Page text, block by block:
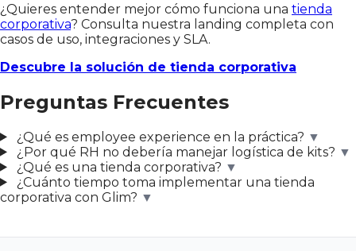
¿Quieres entender mejor cómo funciona una tienda
corporativa? Consulta nuestra landing completa con
casos de uso, integraciones y SLA.
Descubre la solución de tienda corporativa
Preguntas Frecuentes
¿Qué es employee experience en la práctica? ▼
¿Por qué RH no debería manejar logística de kits? ▼
¿Qué es una tienda corporativa? ▼
¿Cuánto tiempo toma implementar una tienda
corporativa con Glim? ▼